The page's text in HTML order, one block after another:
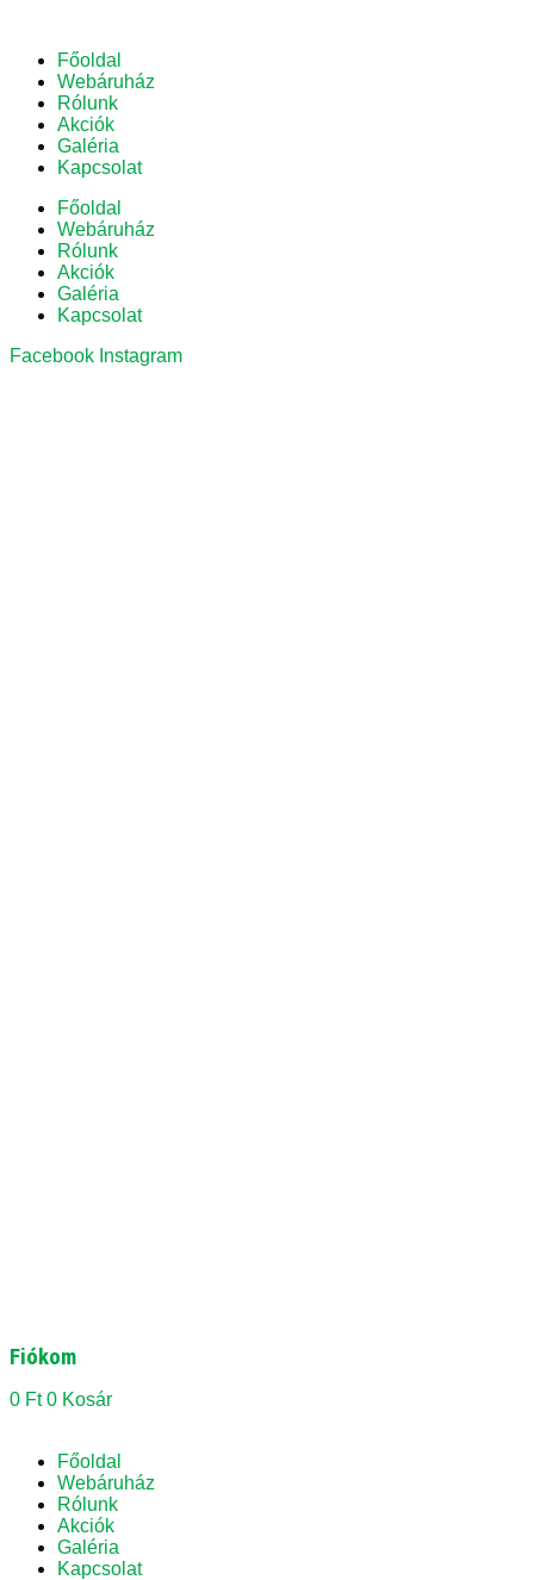
Főoldal
Webáruház
Rólunk
Akciók
Galéria
Kapcsolat
Főoldal
Webáruház
Rólunk
Akciók
Galéria
Kapcsolat
Facebook Instagram
Fiókom
0 Ft 0 Kosár
Főoldal
Webáruház
Rólunk
Akciók
Galéria
Kapcsolat